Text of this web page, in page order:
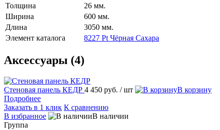
Толщина
26 мм.
Ширина
600 мм.
Длина
3050 мм.
Элемент каталога
8227 Pt Чёрная Сахара
Аксессуары (4)
Стеновая панель КЕДР 4 450 руб. / шт
В корзину
Подробнее
Заказать в 1 клик К сравнению
В избранное
В наличии
Группа